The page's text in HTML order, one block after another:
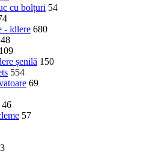
cu bolțuri 54
- idlere 680
109
șenilă 150
554
69
46
57